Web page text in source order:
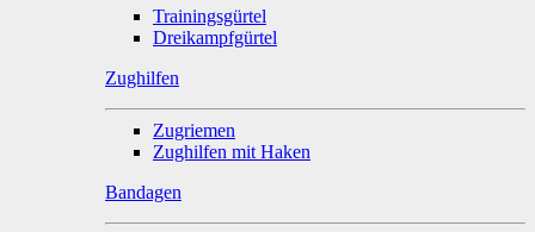
Trainingsgürtel
Dreikampfgürtel
Zughilfen
Zugriemen
Zughilfen mit Haken
Bandagen